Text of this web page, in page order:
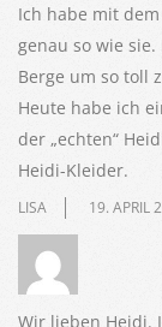
Ich habe mit
genau so wie
Berge um so toll
Heute habe ich
der „echten“
Heidi-Kleider.
LISA 19. APRIL
Wir lieben Heidi.